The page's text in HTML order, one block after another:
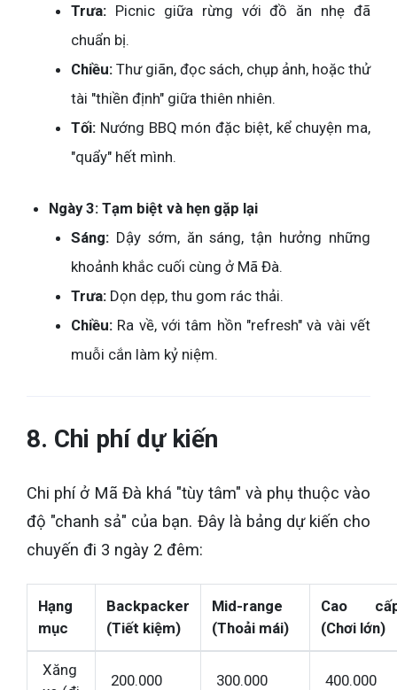
Trưa: Picnic giữa rừng với đồ ăn nhẹ đã
chuẩn bị.
Chiều: Thư giãn, đọc sách, chụp ảnh, hoặc thử
tài "thiền định" giữa thiên nhiên.
Tối: Nướng BBQ món đặc biệt, kể chuyện ma,
"quẩy" hết mình.
Ngày 3: Tạm biệt và hẹn gặp lại
Sáng: Dậy sớm, ăn sáng, tận hưởng những
khoảnh khắc cuối cùng ở Mã Đà.
Trưa: Dọn dẹp, thu gom rác thải.
Chiều: Ra về, với tâm hồn "refresh" và vài vết
muỗi cắn làm kỷ niệm.
8. Chi phí dự kiến
Chi phí ở Mã Đà khá "tùy tâm" và phụ thuộc vào
độ "chanh sả" của bạn. Đây là bảng dự kiến cho
chuyến đi 3 ngày 2 đêm:
Hạng
mục
Backpacker
(Tiết kiệm)
Mid-range
(Thoải mái)
Cao
(Chơi lớn)
Xăng
200.000 300.000 400.000